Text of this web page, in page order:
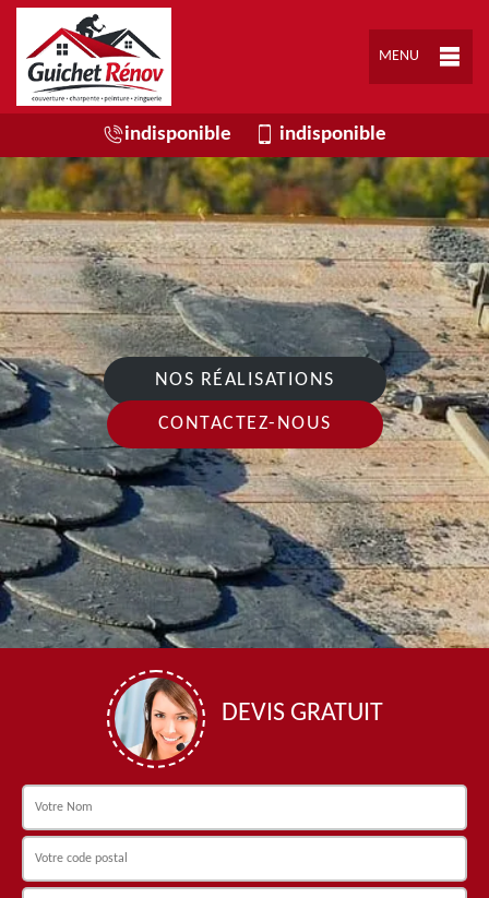
MENU
indisponible indisponible
NOS RÉALISATIONS
CONTACTEZ-NOUS
DEVIS GRATUIT